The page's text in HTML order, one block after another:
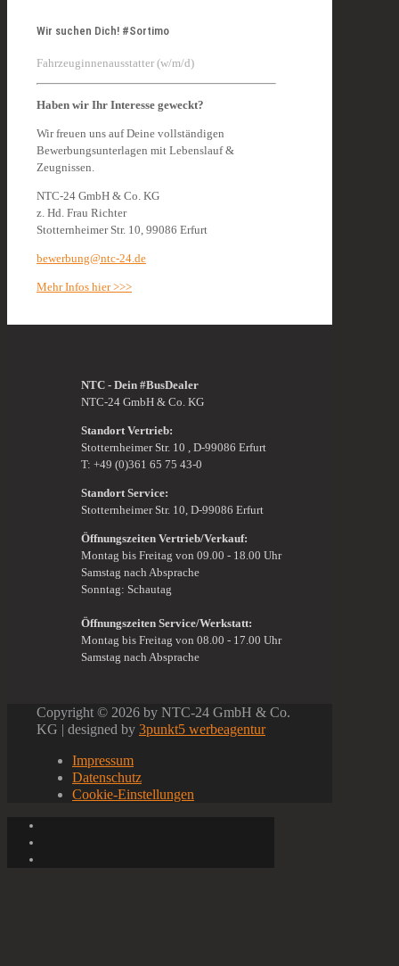
Wir suchen Dich! #Sortimo
Fahrzeuginnenausstatter (w/m/d)
Haben wir Ihr Interesse geweckt?
Wir freuen uns auf Deine vollständigen
Bewerbungsunterlagen mit Lebenslauf &
Zeugnissen.
NTC-24 GmbH & Co. KG
z. Hd. Frau Richter
Stotternheimer Str. 10, 99086 Erfurt
bewerbung@ntc-24.de
Mehr Infos hier >>>
NTC - Dein #BusDealer
NTC-24 GmbH & Co. KG
Standort Vertrieb:
Stotternheimer Str. 10 , D-99086 Erfurt
T: +49 (0)361 65 75 43-0
Standort Service:
Stotternheimer Str. 10, D-99086 Erfurt
Öffnungszeiten Vertrieb/Verkauf:
Montag bis Freitag von 09.00 - 18.00 Uhr
Samstag nach Absprache
Sonntag: Schautag
Öffnungszeiten Service/Werkstatt:
Montag bis Freitag von 08.00 - 17.00 Uhr
Samstag nach Absprache
Copyright © 2026 by NTC-24 GmbH & Co.
KG | designed by 3punkt5 werbeagentur
Impressum
Datenschutz
Cookie-Einstellungen